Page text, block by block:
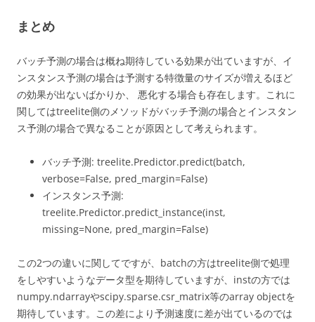
まとめ
バッチ予測の場合は概ね期待している効果が出ていますが、イ
ンスタンス予測の場合は予測する特徴量のサイズが増えるほど
の効果が出ないばかりか、 悪化する場合も存在します。これに
関してはtreelite側のメソッドがバッチ予測の場合とインスタン
ス予測の場合で異なることが原因として考えられます。
バッチ予測: treelite.Predictor.predict(batch,
verbose=False, pred_margin=False)
インスタンス予測:
treelite.Predictor.predict_instance(inst,
missing=None, pred_margin=False)
この2つの違いに関してですが、batchの方はtreelite側で処理
をしやすいようなデータ型を期待していますが、instの方では
numpy.ndarrayやscipy.sparse.csr_matrix等のarray objectを
期待しています。この差により予測速度に差が出ているのでは